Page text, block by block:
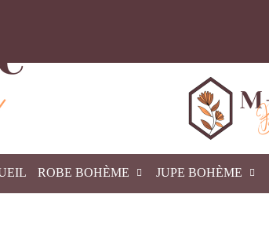
ROBE BOHÈME JUPE BOHÈME